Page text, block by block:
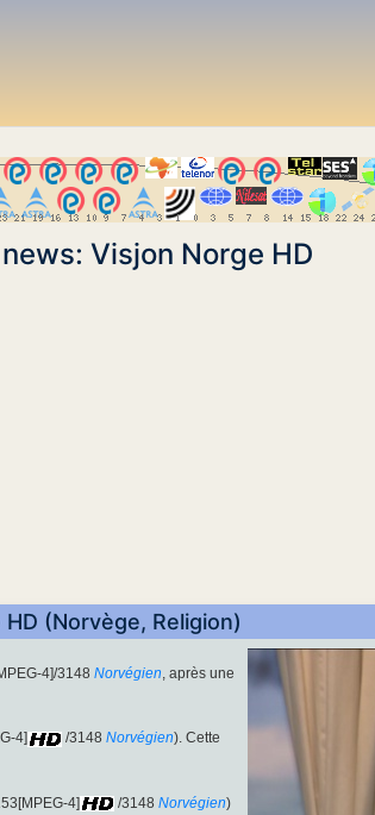
Visjon Norge HD
(Norvège, Religion)
4]/3148 Norvégien, après une
4] /3148 Norvégien). Cette
4] /3148 Norvégien)